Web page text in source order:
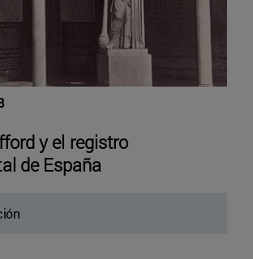
y el registro
de España